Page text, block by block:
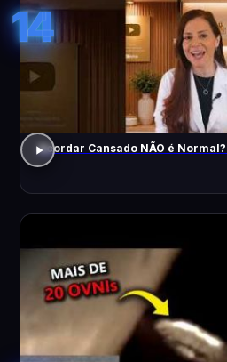
14
Acordar Cansado NÃO é Normal?